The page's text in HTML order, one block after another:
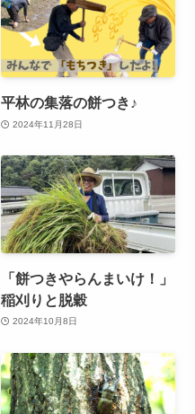
平林の集落の餅つき♪
2024年11月28日
「餅つきやらんまいけ！」
稲刈りと脱穀
2024年10月8日